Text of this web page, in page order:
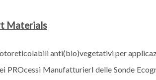
Materials
anti(bio)vegetativi per
PROcessi ManufatturierI delle Sonde